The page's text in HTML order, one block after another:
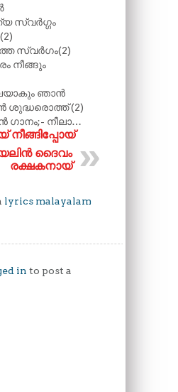
സ്വർഗ്ഗം
സ്വർഗം(2)
നീങ്ങും
ഞാൻ
ശുദ്ധരൊത്ത് (2)
ഗാനം;- നീലാ…
നീങ്ങി​പ്പോയ്
ദൈവം
രക്ഷകനായ്
lyrics malayalam
in to post a